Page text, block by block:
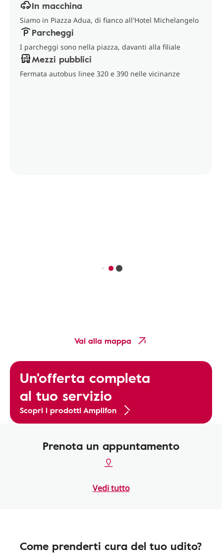
In macchina
Siamo in Piazza Adua, di fianco all'Hotel Michelangelo
Parcheggi
I parcheggi sono nella piazza, davanti alla filiale
Mezzi pubblici
Fermata autobus linee 320 e 390 nelle vicinanze
Vai alla mappa
Un'offerta completa
al tuo servizio
Scopri i prodotti Amplifon
Prenota un appuntamento
Vedi tutto
Come prenderti cura del tuo udito?